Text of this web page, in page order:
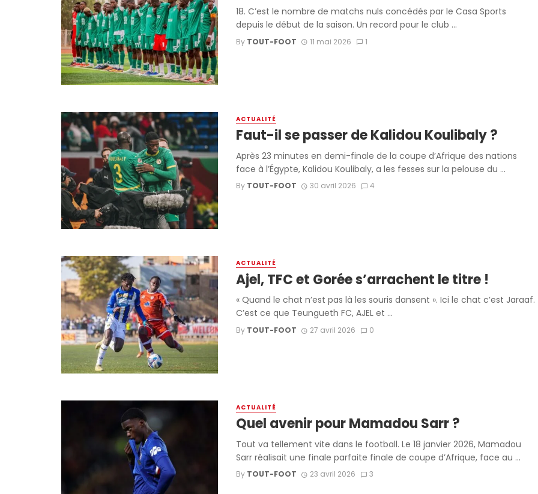
18. C’est le nombre de matchs nuls concédés par le Casa Sports
depuis le début de la saison. Un record pour le club ...
By TOUT-FOOT 11 mai 2026 1
ACTUALITÉ
Faut-il se passer de Kalidou Koulibaly ?
Après 23 minutes en demi-finale de la coupe d’Afrique des nations
face à l’Égypte, Kalidou Koulibaly, a les fesses sur la pelouse du ...
By TOUT-FOOT 30 avril 2026 4
ACTUALITÉ
Ajel, TFC et Gorée s’arrachent le titre !
« Quand le chat n’est pas là les souris dansent ». Ici le chat c’est Jaraaf.
C’est ce que Teungueth FC, AJEL et ...
By TOUT-FOOT 27 avril 2026 0
ACTUALITÉ
Quel avenir pour Mamadou Sarr ?
Tout va tellement vite dans le football. Le 18 janvier 2026, Mamadou
Sarr réalisait une finale parfaite finale de coupe d’Afrique, face au ...
By TOUT-FOOT 23 avril 2026 3